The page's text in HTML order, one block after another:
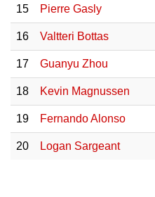
15 Pierre Gasly
16 Valtteri Bottas
17 Guanyu Zhou
18 Kevin Magnussen
19 Fernando Alonso
20 Logan Sargeant